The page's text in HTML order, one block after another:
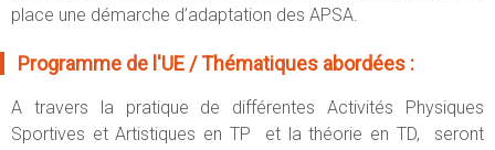
place une démarche d’adaptation des APSA.
Programme de l'UE / Thématiques abordées :
A travers la pratique de différentes Activités Physiques
Sportives et Artistiques en TP et la théorie en TD, seront